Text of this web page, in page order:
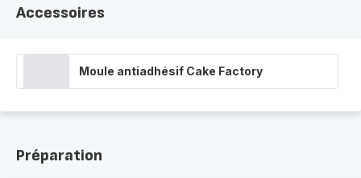
Accessoires
Moule antiadhésif Cake Factory
Préparation